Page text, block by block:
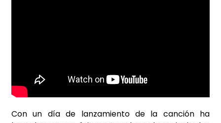
Con un día de lanzamiento de la canción ha